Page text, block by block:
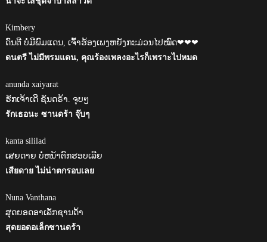
Kimbery
ດົນຕີ ບໍ່ມີພົມແດນ, ເຈົ້າຮ້ອງເພງຫຍັງກະມ່ວນໄປໝົດ❤❤❤
ดนตรี ไม่มีพรมแดน, คุณร้องเพลงอะไรก็เพราะไปหมด
anunda xaiyarat
ຮັກເຈ້າເດີ ຊັນດຣ້າ. ຈຸບໆ
รักเธอนะ ซานดร้า จุ๊บๆ
kanta sililad
ເສຍດາຍ ບໍ່ຫນ້າຕົກຮອບເລີຍ
เสียดาย ไม่น่าตกรอบเลย
Nuna Vanthana
ສຸດຍອດອາເລັກຊານດ້າ
สุดยอดอเล็กซานดร้า